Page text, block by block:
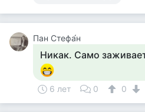
Пан Стефа́н
Никак. Само
6 лет 0 0